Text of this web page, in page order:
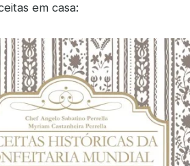
em casa: